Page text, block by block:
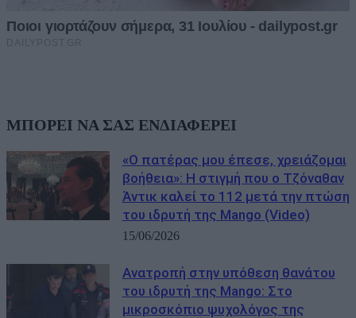
ΜΠΟΡΕΙ ΝΑ ΣΑΣ ΕΝΔΙΑΦΕΡΕΙ
«Ο πατέρας μου έπεσε, χρειάζομαι
βοήθεια»: Η στιγμή που ο Τζόναθαν
Άντικ καλεί το 112 μετά την πτώση
του ιδρυτή της Mango (Video)
15/06/2026
Ανατροπή στην υπόθεση θανάτου
του ιδρυτή της Mango: Στο
μικροσκόπιο ψυχολόγος της